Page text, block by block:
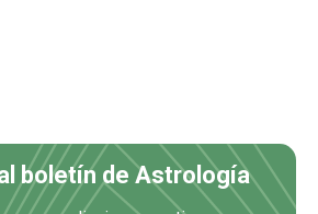
boletín de Astrología